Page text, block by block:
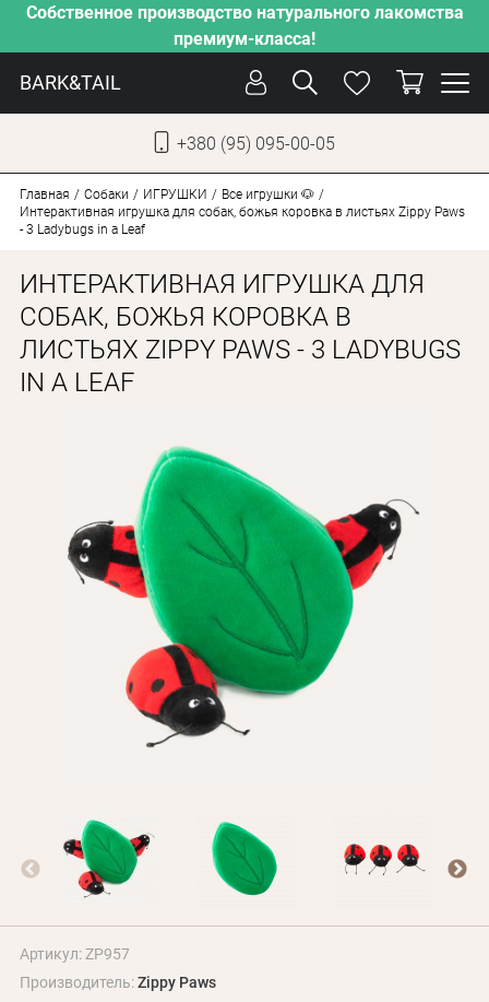
Собственное производство натурального лакомства
премиум-класса!
BARK&TAIL
+380 (95) 095-00-05
ЗАБОТА
ОТ ЖАРЫ
НАШЕ ПРОИЗВОДСТВО
ДЛЯ КОТОВ
Оплата и доставка
Программа лояльности
О Нас
Оптовым клиентам
Контакты
+380 (95) 095-00-05
Главная Собаки ИГРУШКИ
Все игрушки 🐶
Интерактивная игрушка для собак, божья коровка в листьях Zippy Paws
- 3 Ladybugs in a Leaf
ИНТЕРАКТИВНАЯ ИГРУШКА ДЛЯ
СОБАК, БОЖЬЯ КОРОВКА В
ЛИСТЬЯХ ZIPPY PAWS - 3 LADYBUGS
IN A LEAF
Артикул: ZP957
Производитель:Zippy Paws